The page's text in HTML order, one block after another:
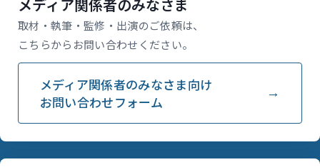
メディア関係者のみなさま
取材・執筆・監修・出演のご依頼は、
こちらからお問い合わせください。
メディア関係者のみなさま向け
お問い合わせフォーム